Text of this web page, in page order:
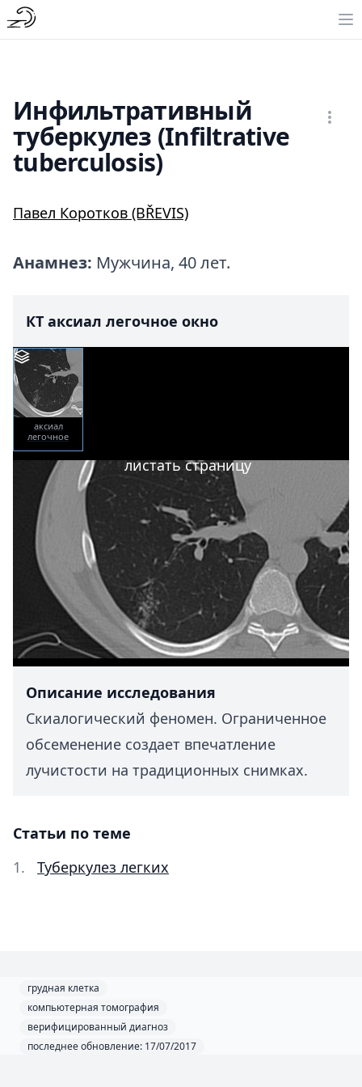
Инфильтративный
туберкулез (Infiltrative
tuberculosis)
Павел Коротков (BŘEVIS)
Анамнез: Мужчина, 40 лет.
КТ аксиал легочное окно
аксиал
легочное
листать страницу
Описание исследования
Скиалогический феномен. Ограниченное
обсеменение создает впечатление
лучистости на традиционных снимках.
Статьи по теме
Туберкулез легких
грудная клетка
компьютерная томография
верифицированный диагноз
последнее обновление: 17/07/2017